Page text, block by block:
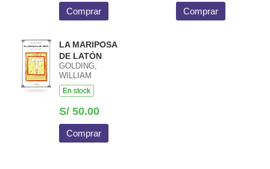
Comprar Comprar
LA MARIPOSA
DE LATÓN
GOLDING,
WILLIAM
En stock
S/ 50.00
Comprar